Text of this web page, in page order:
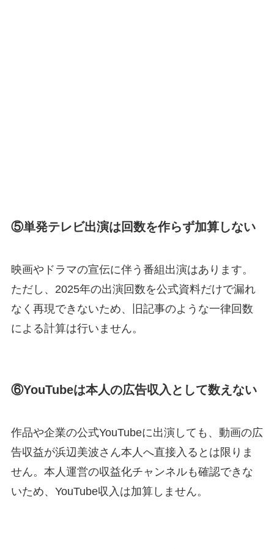
⑤単発テレビ出演は回数を作らず加算しない
映画やドラマの宣伝に伴う番組出演はあります。
ただし、2025年の出演回数を公式資料だけで漏れ
なく再現できないため、旧記事のような一律回数
による計算は行いません。
⑥YouTubeは本人の広告収入として数えない
作品や企業の公式YouTubeに出演しても、動画の広
告収益が浜辺美波さん本人へ直接入るとは限りま
せん。本人運営の収益化チャンネルも確認できな
いため、YouTube収入は加算しません。